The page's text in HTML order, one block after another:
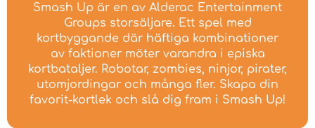
Smash Up är en av Alderac Entertainment
Groups storsäljare. Ett spel med
kortbyggande där häftiga kombinationer
av faktioner möter varandra i episka
kortbataljer. Robotar, zombies, ninjor, pirater,
utomjordingar och många fler. Skapa din
favorit-kortlek och slå dig fram i Smash Up!